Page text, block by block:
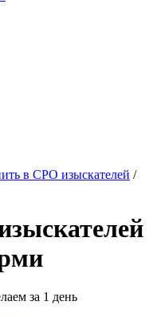
в СРО изыскателей /
за 1 день